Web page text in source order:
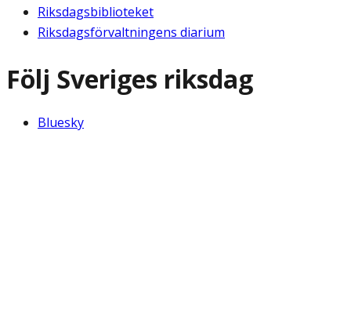
Riksdagsbiblioteket
Riksdagsförvaltningens diarium
Följ Sveriges riksdag
Bluesky